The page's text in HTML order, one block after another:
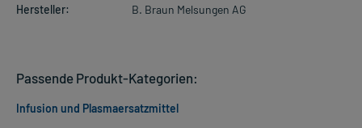
Hersteller:
B. Braun Melsungen AG
Passende Produkt-Kategorien:
Infusion und Plasmaersatzmittel